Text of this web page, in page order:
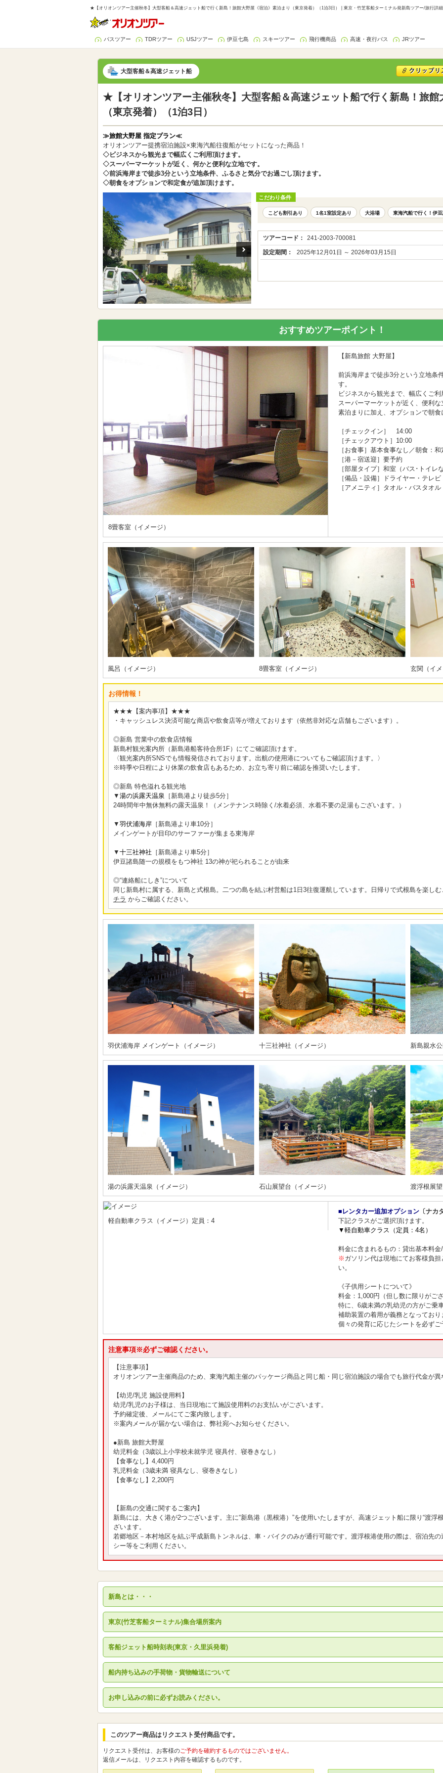
★【オリオンツアー主催秋冬】大型客船＆高速ジェット船で行く新島！旅館大野屋《宿泊》素泊まり（東京発着）（1泊3日） | 東京・竹芝客船ターミナル発新島ツアー/旅行詳細
バスツアー TDRツアー USJツアー 伊豆七島 スキーツアー 飛行機商品 高速・夜行バス JRツアー
大型客船＆高速ジェット船
★【オリオンツアー主催秋冬】大型客船＆高速ジェット船で行く新島！旅館
（東京発着）（1泊3日）
≫旅館大野屋 指定プラン≪
オリオンツアー提携宿泊施設×東海汽船往復船がセットになった商品！
◇ビジネスから観光まで幅広くご利用頂けます。
◇スーパーマーケットが近く、何かと便利な立地です。
◇前浜海岸まで徒歩3分という立地条件、ふるさと気分でお過ごし頂けます。
◇朝食をオプションで和定食が追加頂けます。
こだわり条件
こども割引あり 1名1室設定あり 大浴場 東海汽船で行く！伊
ツアーコード： 241-2003-700081
設定期間： 2025年12月01日 ～ 2026年03月15日
おすすめツアーポイント！
8畳客室（イメージ）
【新島旅館 大野屋】
前浜海岸まで徒歩3分という立地条
す。
ビジネスから観光まで、幅広くご
スーパーマーケットが近く、便利
素泊まりに加え、オプションで朝
［チェックイン］ 14:00
［チェックアウト］10:00
［お食事］基本食事なし／朝食：
［港－宿送迎］要予約
［部屋タイプ］和室（バス･トイレ
［備品・設備］ドライヤー・テレ
［アメニティ］タオル・バスタオ
風呂（イメージ） 8畳客室（イメージ） 玄関（イ
お得情報！
★★★【案内事項】★★★
・キャッシュレス決済可能な商店や飲食店等が増えております（依然非対応な店舗もございます）。
◎新島 営業中の飲食店情報
新島村観光案内所（新島港船客待合所1F）にてご確認頂けます。
〈観光案内所SNSでも情報発信されております。出航の使用港についてもご確認頂けます。〉
※時季や日程により休業の飲食店もあるため、お立ち寄り前に確認を推奨いたします。
◎新島 特色溢れる観光地
▼ 湯の浜露天温泉 ［新島港より徒歩5分］
24時間年中無休無料の露天温泉！（メンテナンス時除く/水着必須、水着不要の足湯もございます。）
▼ 羽伏浦海岸 ［新島港より車10分］
メインゲートが目印のサーファーが集まる東海岸
▼ 十三社神社 ［新島港より車5分］
伊豆諸島随一の規模をもつ神社 13の神が祀られることが由来
◎“連絡船にしき”について
同じ新島村に属する、新島と式根島。二つの島を結ぶ村営船は1日3往復運航しています。日帰りで式根島を楽し
チラ からご確認ください。
羽伏浦海岸 メインゲート（イメージ） 十三社神社（イメージ） 新島親水
湯の浜露天温泉（イメージ） 石山展望台（イメージ） 渡浮根展
軽自動車クラス（イメージ）定員：4
■レンタカー追加オプション 〔ナカ
下記クラスがご選択頂けます。
▼軽自動車クラス（定員：4名）
料金に含まれるもの：貸出基本料
※ ガソリン代は現地にてお客様負
い。
《子供用シートについて》
料金：1,000円（但し数に限りがご
特に、6歳未満の乳幼児の方がご乗
補助装置の着用が義務となっており
個々の発育に応じたシートを必ず
注意事項※必ずご確認ください。
【注意事項】
オリオンツアー主催商品のため、東海汽船主催のパッケージ商品と同じ船・同じ宿泊施設の場合でも旅行代金が
【幼児/乳児 施設使用料】
幼児/乳児のお子様は、当日現地にて施設使用料のお支払いがございます。
予約確定後、メールにてご案内致します。
※案内メールが届かない場合は、弊社宛へお知らせください。
●新島 旅館大野屋
幼児料金（3歳以上小学校未就学児 寝具付、寝巻きなし）
【食事なし】4,400円
乳児料金（3歳未満 寝具なし、寝巻きなし）
【食事なし】2,200円
【新島の交通に関するご案内】
新島には、大きく港が2つございます。主に“新島港（黒根港）”を使用いたしますが、高速ジェット船に限り“渡浮
ざいます。
若郷地区－本村地区を結ぶ平成新島トンネルは、車・バイクのみが通行可能です。渡浮根港使用の際は、宿泊先
シー等をご利用ください。
新島とは・・・
東京(竹芝客船ターミナル)集合場所案内
客船ジェット船時刻表(東京・久里浜発着)
船内持ち込みの手荷物・貨物輸送について
お申し込みの前に必ずお読みください。
このツアー商品はリクエスト受付商品です。
リクエスト受付は、お客様のご予約を確約するものではございません。
返信メールは、リクエスト内容を確認するものです。